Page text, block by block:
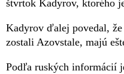
štvrtok Kadyrov, ktorého
Kadyrov ďalej povedal,
zostali Azovstale, majú
Podľa ruských informácií